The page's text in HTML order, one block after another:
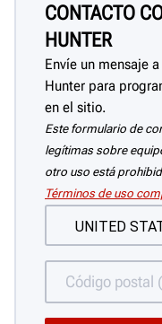
CONTACTO
HUNTER
Envíe un mensaje
Hunter para
en el sitio.
Este formulario de
legítimas sobre
otro uso está
Términos de uso